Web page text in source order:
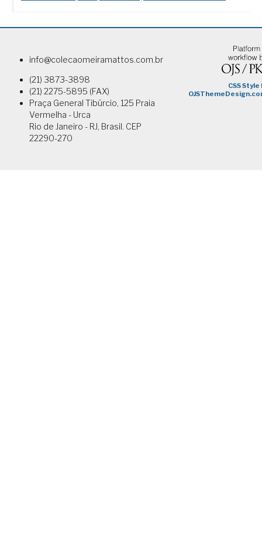
info@colecaomeiramattos.com.br
(21) 3873-3898
(21) 2275-5895 (FAX)
Praça General Tibúrcio, 125 Praia
Vermelha - Urca
Rio de Janeiro - RJ, Brasil. CEP
22290-270